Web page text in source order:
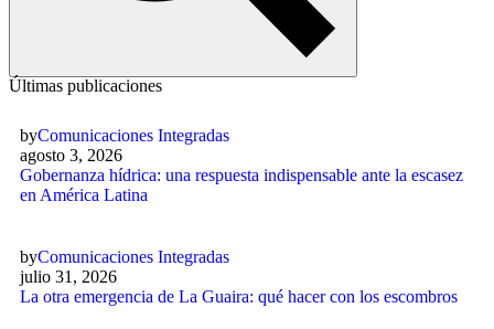
Últimas publicaciones
byComunicaciones Integradas
agosto 3, 2026
Gobernanza hídrica: una respuesta indispensable ante la escasez
en América Latina
byComunicaciones Integradas
julio 31, 2026
La otra emergencia de La Guaira: qué hacer con los escombros